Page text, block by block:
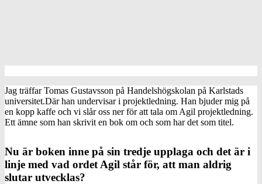
Jag träffar Tomas Gustavsson på Handelshögskolan på Karlstads
universitet.Där han undervisar i projektledning. Han bjuder mig på
en kopp kaffe och vi slår oss ner för att tala om Agil projektledning.
Ett ämne som han skrivit en bok om och som har det som titel.
Nu är boken inne på sin tredje upplaga och det är i
linje med vad ordet Agil står för, att man aldrig
slutar utvecklas?